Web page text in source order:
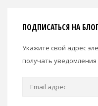
ПОДПИСАТЬСЯ НА
Укажите свой адрес
получать уведомления
Email